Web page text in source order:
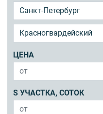
ЦЕНА
S УЧАСТКА, СОТОК